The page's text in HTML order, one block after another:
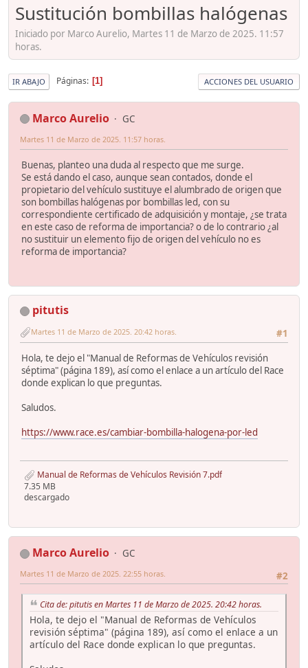
Sustitución bombillas halógenas
Iniciado por Marco Aurelio, Martes 11 de Marzo de 2025. 11:57
horas.
IR ABAJO Páginas 1 ACCIONES DEL USUARIO
Marco Aurelio GC
Martes 11 de Marzo de 2025. 11:57 horas.
Buenas, planteo una duda al respecto que me surge.
Se está dando el caso, aunque sean contados, donde el
propietario del vehículo sustituye el alumbrado de origen que
son bombillas halógenas por bombillas led, con su
correspondiente certificado de adquisición y montaje, ¿se trata
en este caso de reforma de importancia? o de lo contrario ¿al
no sustituir un elemento fijo de origen del vehículo no es
reforma de importancia?
pitutis
#1
Martes 11 de Marzo de 2025. 20:42 horas.
Hola, te dejo el "Manual de Reformas de Vehículos revisión
séptima" (página 189), así como el enlace a un artículo del Race
donde explican lo que preguntas.
Saludos.
https://www.race.es/cambiar-bombilla-halogena-por-led
Manual de Reformas de Vehículos Revisión 7.pdf
7.35 MB
descargado
Marco Aurelio
GC
#2
Martes 11 de Marzo de 2025. 22:55 horas.
Cita de: pitutis en Martes 11 de Marzo de 2025. 20:42 horas.
Hola, te dejo el "Manual de Reformas de Vehículos
revisión séptima" (página 189), así como el enlace a un
artículo del Race donde explican lo que preguntas.